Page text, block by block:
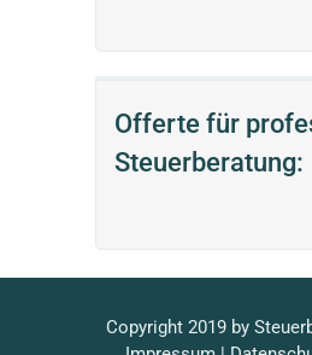
Offerte für
Steuerberatung:
Copyright 2019 by